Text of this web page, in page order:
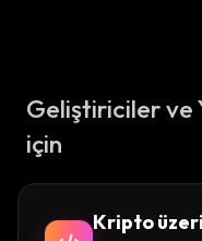
Geliştiriciler ve
için
Kripto